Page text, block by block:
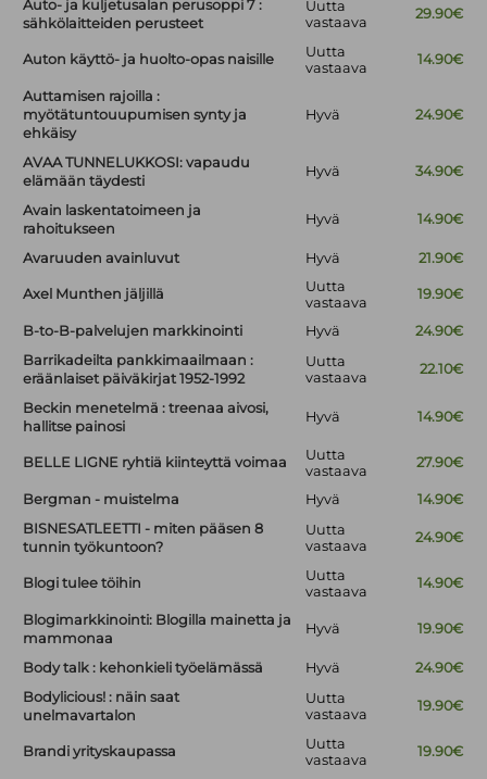
Auto- ja kuljetusalan perusoppi 7 :
sähkölaitteiden perusteet
Uutta
vastaava
29.90€
Auton käyttö- ja huolto-opas naisille
Uutta
vastaava
14.90€
Auttamisen rajoilla :
myötätuntouupumisen synty ja
ehkäisy
Hyvä 24.90€
AVAA TUNNELUKKOSI: vapaudu
elämään täydesti
Hyvä 34.90€
Avain laskentatoimeen ja
rahoitukseen
Hyvä 14.90€
Avaruuden avainluvut Hyvä 21.90€
Axel Munthen jäljillä
Uutta
vastaava
19.90€
B-to-B-palvelujen markkinointi Hyvä
24.90€
Barrikadeilta pankkimaailmaan :
eräänlaiset päiväkirjat 1952-1992
Uutta
vastaava
22.10€
Beckin menetelmä : treenaa aivosi,
hallitse painosi
Hyvä 14.90€
BELLE LIGNE ryhtiä kiinteyttä voimaa
Uutta
vastaava
27.90€
Bergman - muistelma Hyvä
14.90€
BISNESATLEETTI - miten pääsen 8
tunnin työkuntoon?
Uutta
vastaava
24.90€
Blogi tulee töihin
Uutta
vastaava
14.90€
Blogimarkkinointi: Blogilla mainetta ja
mammonaa
Hyvä 19.90€
Body talk : kehonkieli työelämässä Hyvä
24.90€
Bodylicious! : näin saat
unelmavartalon
Uutta
vastaava
19.90€
Brandi yrityskaupassa
Uutta
vastaava
19.90€